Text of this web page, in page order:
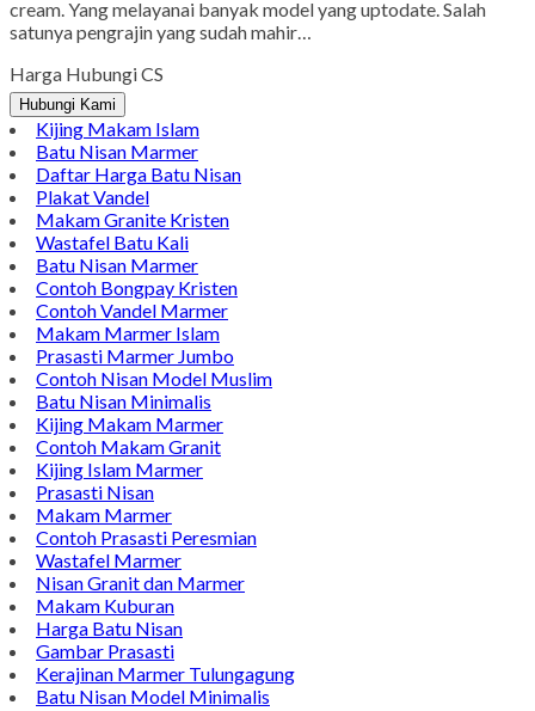
cream. Yang melayanai banyak model yang uptodate. Salah
satunya pengrajin yang sudah mahir…
Harga Hubungi CS
Hubungi Kami
Kijing Makam Islam
Batu Nisan Marmer
Daftar Harga Batu Nisan
Plakat Vandel
Makam Granite Kristen
Wastafel Batu Kali
Batu Nisan Marmer
Contoh Bongpay Kristen
Contoh Vandel Marmer
Makam Marmer Islam
Prasasti Marmer Jumbo
Contoh Nisan Model Muslim
Batu Nisan Minimalis
Kijing Makam Marmer
Contoh Makam Granit
Kijing Islam Marmer
Prasasti Nisan
Makam Marmer
Contoh Prasasti Peresmian
Wastafel Marmer
Nisan Granit dan Marmer
Makam Kuburan
Harga Batu Nisan
Gambar Prasasti
Kerajinan Marmer Tulungagung
Batu Nisan Model Minimalis